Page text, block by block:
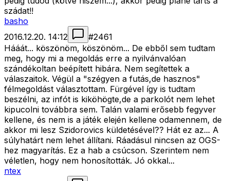
szádat!!
basho
2016.12.20. 14:12
#2461
Hááát... köszönöm, köszönöm... De ebből sem tudtam
meg, hogy mi a megoldás erre a nyilvánvalóan
szándékoltan beépített hibára. Nem segítettek a
válaszaitok. Végül a "szégyen a futás,de hasznos"
félmegoldást választottam. Fürgével így is tudtam
beszélni, az infót is kiköhögte,de a parkolót nem lehet
kipucolni továbbra sem. Talán valami erősebb fegyver
kellene, és nem is a játék elején kellene odamennem, de
akkor mi lesz Szidorovics küldetésével?? Hát ez az... A
súlyhatárt nem lehet állítani. Ráadásul nincsen az OGS-
hez magyarítás. Ez a hab a csúcson. Szerintem nem
véletlen, hogy nem honosították. Jó okkal...
ntex